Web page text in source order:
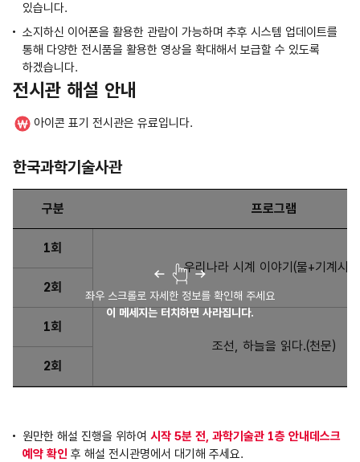
있습니다.
소지하신 이어폰을 활용한 관람이 가능하며 추후 시스템 업데이트를
통해 다양한 전시품을 활용한 영상을 확대해서 보급할 수 있도록
하겠습니다.
전시관 해설 안내
아이콘 표기 전시관은 유료입니다.
한국과학기술사관
좌우 스크롤로 자세한 정보를 확인해 주세요
이 메세지는 터치하면 사라집니다.
한국과학기술사관 : 구분, 프로그램, 대상 및 인원, 운영시간,
구분 프로그램
1회
우리나라 시계 이야기(물+기계시
2회
1회
조선, 하늘을 읽다.(천문)
2회
원만한 해설 진행을 위하여 시작 5분 전, 과학기술관 1층 안내데스크
예약 확인 후 해설 전시관명에서 대기해 주세요.